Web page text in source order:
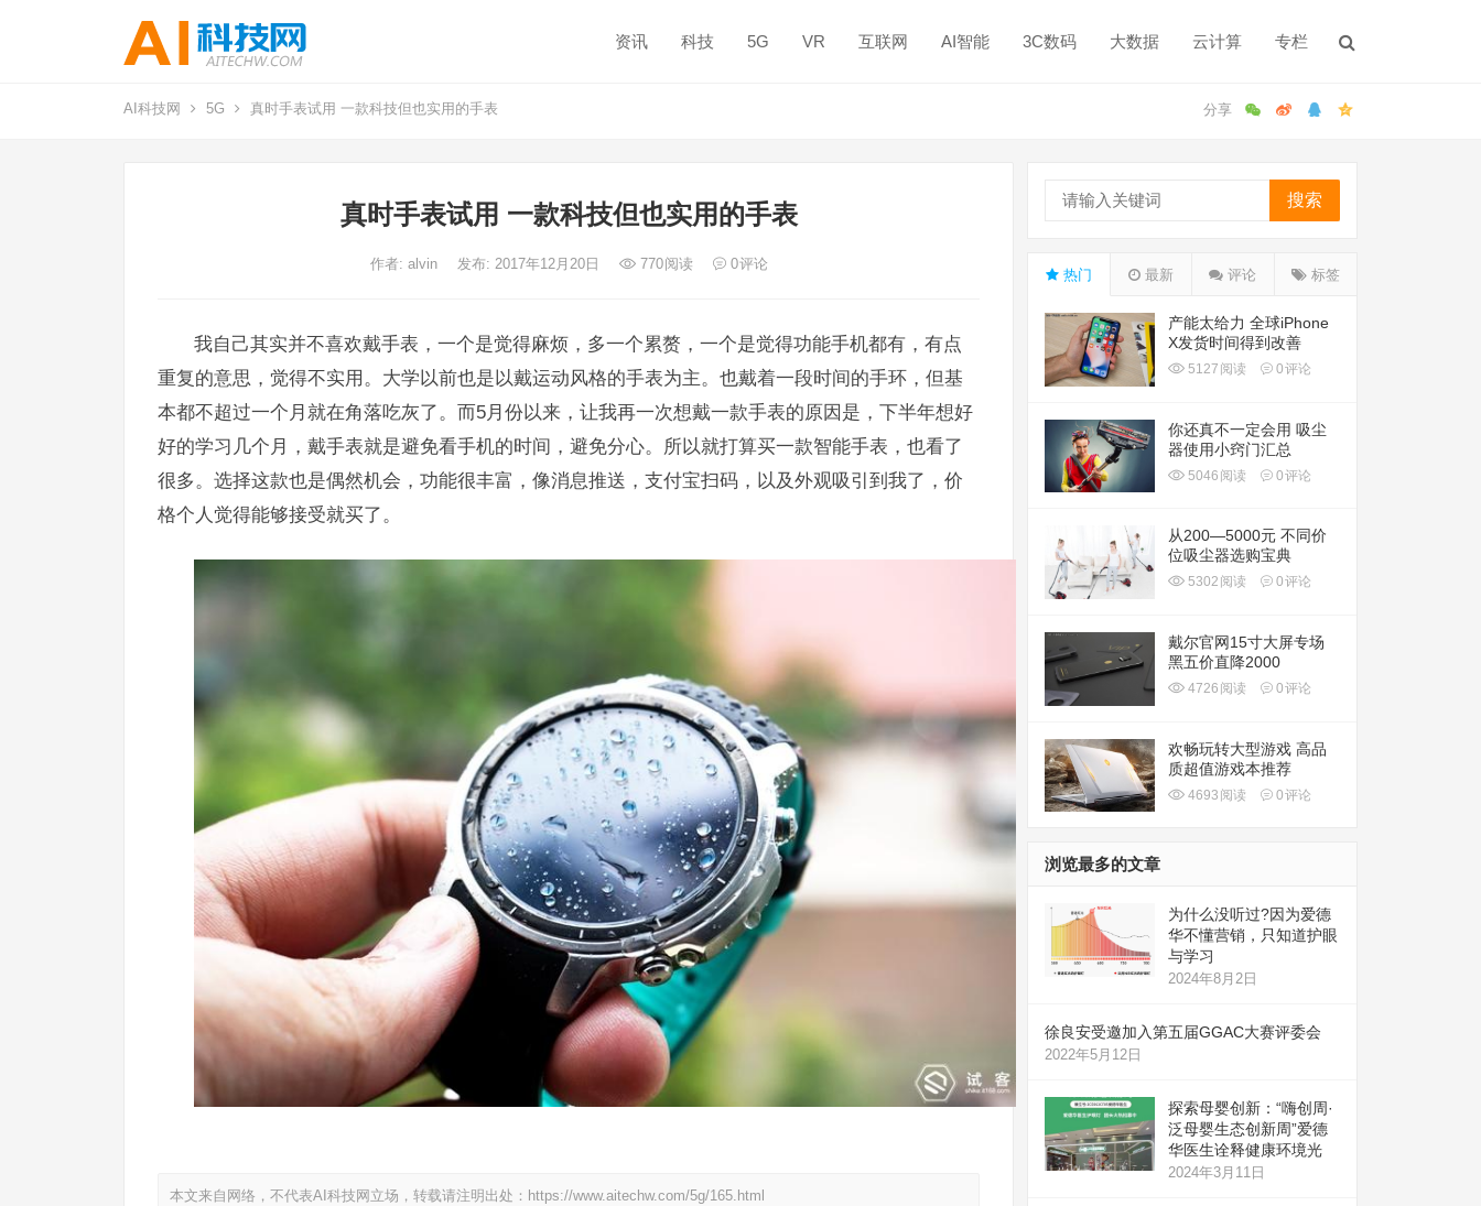
资讯 科技 5G VR 互联网 AI智能 3C数码 大数据 云计算 专栏
AI科技网 5G 真时手表试用 一款科技但也实用的手表
真时手表试用 一款科技但也实用的手表
作者: alvin 发布: 2017年12月20日 770阅读 0评论
我自己其实并不喜欢戴手表，一个是觉得麻烦，多一个累赘，一个是觉得功能手机都有，有点
重复的意思，觉得不实用。大学以前也是以戴运动风格的手表为主。也戴着一段时间的手环，但基
本都不超过一个月就在角落吃灰了。而5月份以来，让我再一次想戴一款手表的原因是，下半年想好
好的学习几个月，戴手表就是避免看手机的时间，避免分心。所以就打算买一款智能手表，也看了
很多。选择这款也是偶然机会，功能很丰富，像消息推送，支付宝扫码，以及外观吸引到我了，价
格个人觉得能够接受就买了。
本文来自网络，不代表AI科技网立场，转载请注明出处： https://www.aitechw.com/5g/165.html
搜索
热门 最新 评论 标签
产能太给力 全球iPhone
X发货时间得到改善
5127 阅读 0评论
你还真不一定会用 吸尘
器使用小窍门汇总
5046 阅读 0评论
从200—5000元 不同价
位吸尘器选购宝典
5302 阅读 0评论
戴尔官网15寸大屏专场
黑五价直降2000
4726 阅读 0评论
欢畅玩转大型游戏 高品
质超值游戏本推荐
4693 阅读 0评论
浏览最多的文章
为什么没听过?因为爱德
华不懂营销，只知道护眼
与学习
2024年8月2日
徐良安受邀加入第五届GGAC大赛评委会
2022年5月12日
探索母婴创新：“嗨创周·
泛母婴生态创新周”爱德
华医生诠释健康环境光
2024年3月11日